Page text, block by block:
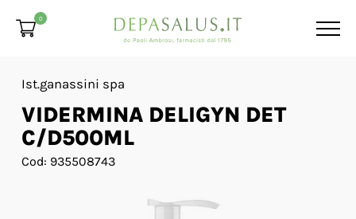
0
Ist.ganassini spa
VIDERMINA DELIGYN DET
C/D500ML
Cod: 935508743